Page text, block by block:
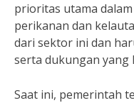
prioritas utama
perikanan dan
dari sektor ini dan
serta dukungan yang
Saat ini, pemerintah